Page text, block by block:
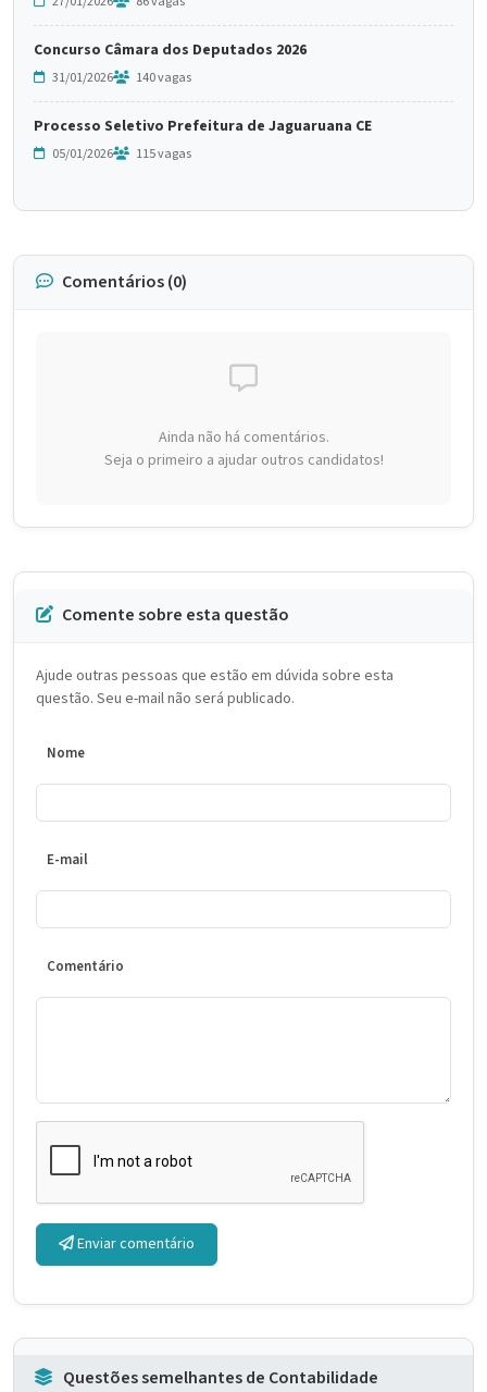
Concurso Câmara dos Deputados 2026
31/01/2026 140 vagas
Processo Seletivo Prefeitura de Jaguaruana CE
05/01/2026 115 vagas
Comentários (0)
Ainda não há comentários.
Seja o primeiro a ajudar outros candidatos!
Comente sobre esta questão
Ajude outras pessoas que estão em dúvida sobre esta
questão. Seu e-mail não será publicado.
Nome
E-mail
Comentário
Enviar comentário
Questões semelhantes de Contabilidade